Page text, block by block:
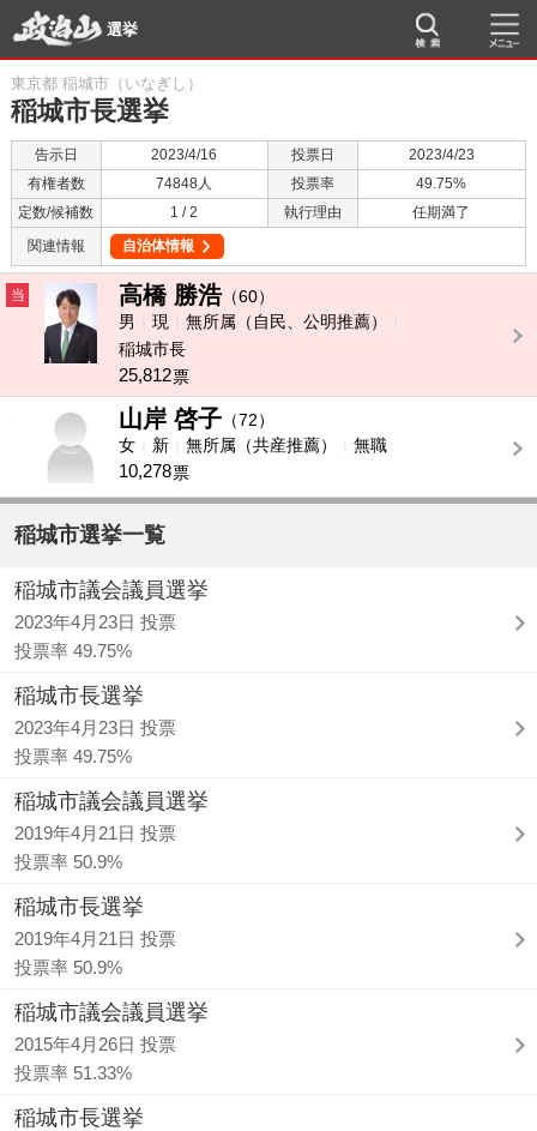
選挙
東京都 稲城市（いなぎし）
稲城市長選挙
告示日 2023/4/16 投票日
2023/4/23
有権者数
74848人 投票率
49.75%
定数/候補数
1 / 2 執行理由
任期満了
関連情報
自治体情報
当 高橋 勝浩（60）
男
現
無所属（自民、公明推薦）
稲城市長
25,812票
山岸 啓子 （72）
女
新 無所属（共産推薦） 無職
10,278票
稲城市選挙一覧
稲城市議会議員選挙
2023年4月23日 投票
投票率 49.75%
稲城市長選挙
2023年4月23日 投票
投票率 49.75%
稲城市議会議員選挙
2019年4月21日 投票
投票率 50.9%
稲城市長選挙
2019年4月21日 投票
投票率 50.9%
稲城市議会議員選挙
2015年4月26日 投票
投票率 51.33%
稲城市長選挙